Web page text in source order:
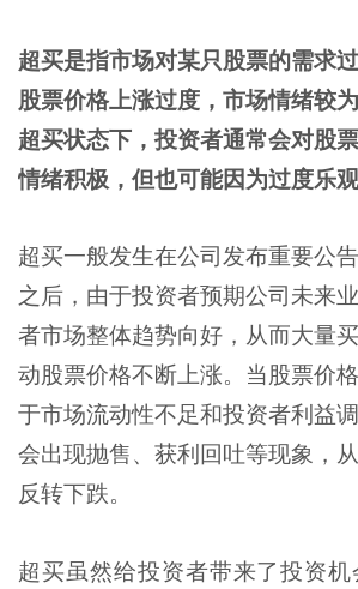
超买是指市场对某只股票的需求
股票价格上涨过度，市场情绪较
超买状态下，投资者通常会对股
情绪积极，但也可能因为过度乐
超买一般发生在公司发布重要公
之后，由于投资者预期公司未来
者市场整体趋势向好，从而大量
动股票价格不断上涨。当股票价
于市场流动性不足和投资者利益
会出现抛售、获利回吐等现象，
反转下跌。
超买虽然给投资者带来了投资